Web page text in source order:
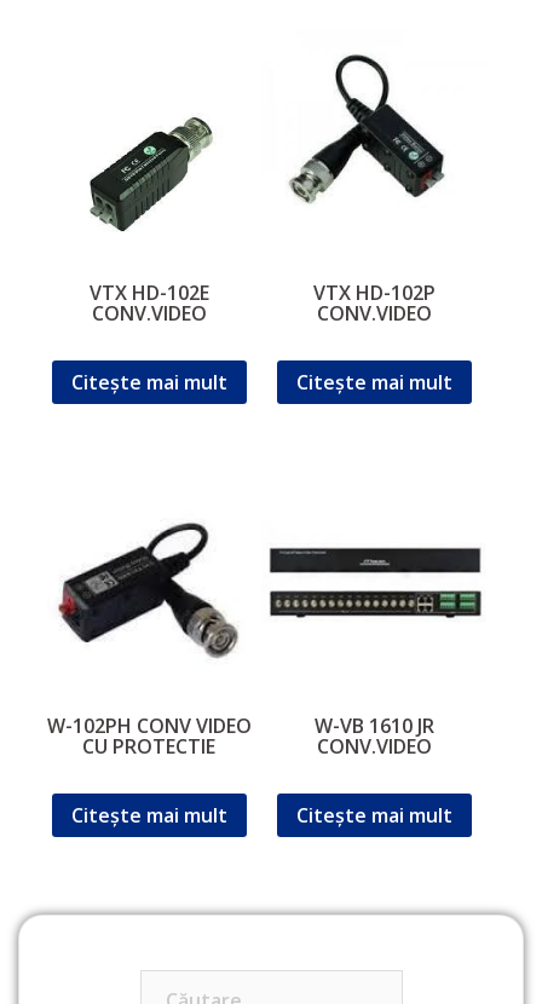
VTX HD-102E
CONV.VIDEO
Citește mai mult
VTX HD-102P
CONV.VIDEO
Citește mai mult
W-102PH CONV VIDEO
CU PROTECTIE
Citește mai mult
W-VB 1610 JR
CONV.VIDEO
Citește mai mult